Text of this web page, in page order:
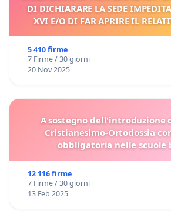
DI DICHIARARE LA SEDE
XVI E/O DI FAR APRIRE IL
5 410 firme
7 Firme / 30 giorni
20 Nov 2025
A sostegno dell'introduzione
Cristianesimo-Ortodossia
obbligatoria nelle scuole
12 116 firme
7 Firme / 30 giorni
13 Feb 2025